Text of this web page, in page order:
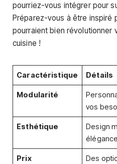
pourriez-vous intégrer pour
Préparez-vous à être inspiré
pourraient bien révolutionner
cuisine !
Caractéristique Détails
Modularité
vos
Esthétique
Design
Prix
Des